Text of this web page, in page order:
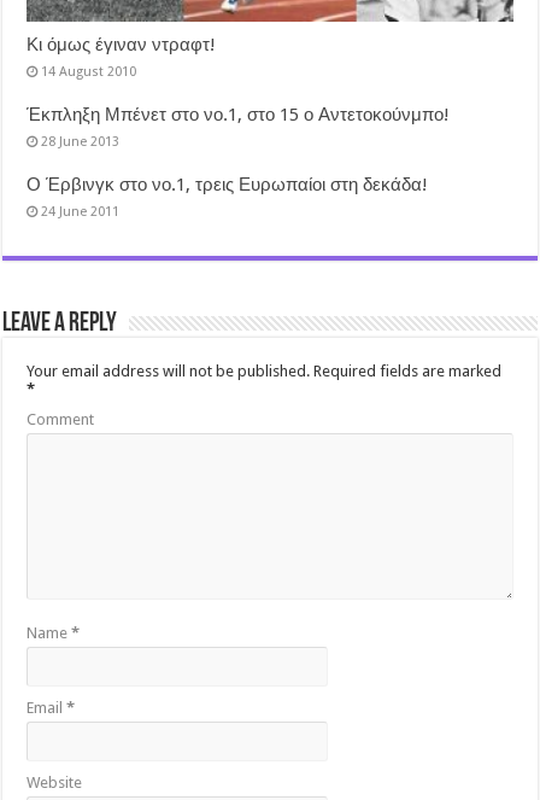
Κι όμως έγιναν ντραφτ!
14 August 2010
Έκπληξη Μπένετ στο νο.1, στο 15 ο Αντετοκούνμπο!
28 June 2013
Ο Έρβινγκ στο νο.1, τρεις Ευρωπαίοι στη δεκάδα!
24 June 2011
Leave a Reply
Your email address will not be published. Required fields are marked
*
Comment
Name*
Email*
Website